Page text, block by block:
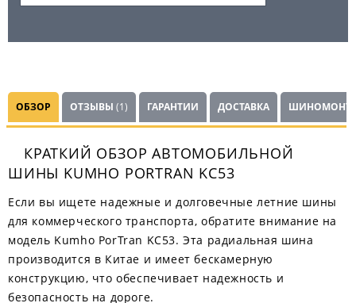
ОБЗОР ОТЗЫВЫ (1) ГАРАНТИИ ДОСТАВКА
КРАТКИЙ ОБЗОР АВТОМОБИЛЬНОЙ
ШИНЫ KUMHO PORTRAN KC53
Если вы ищете надежные и долговечные летние шины
для коммерческого транспорта, обратите внимание на
модель Kumho PorTran KC53. Эта радиальная шина
производится в Китае и имеет бескамерную
конструкцию, что обеспечивает надежность и
безопасность на дороге.